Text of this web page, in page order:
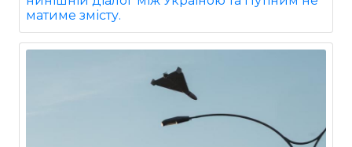
матиме змісту.